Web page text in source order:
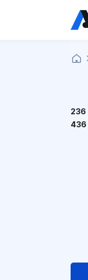
236
436